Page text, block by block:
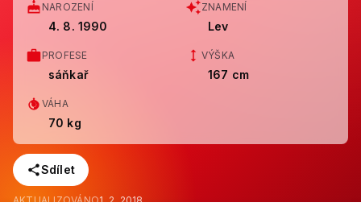
NAROZENÍ
4. 8. 1990
ZNAMENÍ
Lev
PROFESE
sáňkař
VÝŠKA
167 cm
VÁHA
70 kg
Sdílet
AKTUALIZOVÁNO1. 2. 2018